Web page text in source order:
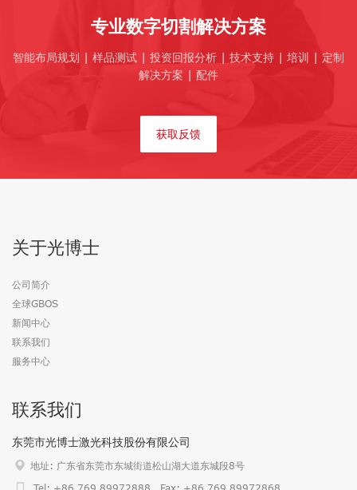
专业数字切割解决方案
智能布局规划 | 样品测试 | 投资回报分析 | 技术支持 | 培训 | 定制
解决方案 | 配件
获取反馈
关于光博士
公司简介
全球GBOS
新闻中心
联系我们
服务中心
联系我们
东莞市光博士激光科技股份有限公司
地址: 广东省东莞市东城街道松山湖大道东城段8号